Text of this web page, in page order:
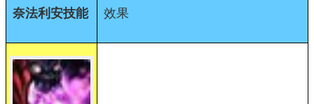
奈法利安技能 效果